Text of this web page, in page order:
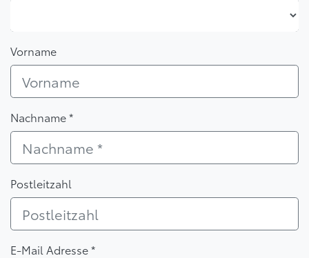
Vorname
Nachname *
Postleitzahl
E-Mail Adresse *